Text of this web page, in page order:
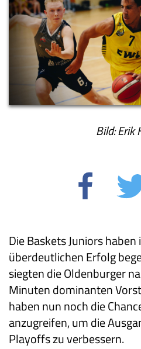
Bild: Erik
Die Baskets Juniors
überdeutlichen Erfolg
siegten die Oldenburger
Minuten dominanten
haben nun noch die
anzugreifen, um die
Playoffs zu verbessern.